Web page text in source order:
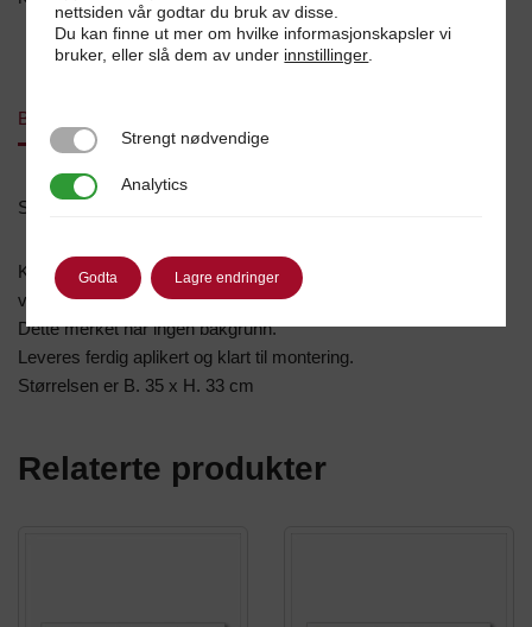
Beskrivelse
Scanialogo med griff, konturskjært hvit folie
Konturskjært merke i hvit folie, leveres i sett for høyre og
venstre side.
Dette merket har ingen bakgrunn.
Leveres ferdig aplikert og klart til montering.
Størrelsen er B. 35 x H. 33 cm
Relaterte produkter
nettsiden vår godtar du bruk av disse.
Du kan finne ut mer om hvilke informasjonskapsler vi
bruker, eller slå dem av under innstillinger
Strengt nødvendige
Strengt nødvendige
Analytics Analytics
Godta Lagre endringer